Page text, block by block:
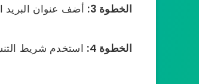
الخطوة 3: أضف عنوان البريد
الخطوة 4: استخدم شريط